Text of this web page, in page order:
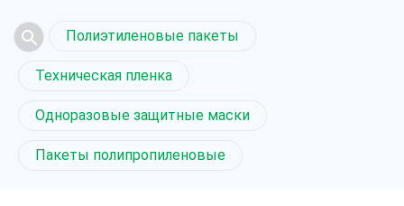
Полиэтиленовые пакеты
Техническая пленка
Одноразовые защитные маски
Пакеты полипропиленовые